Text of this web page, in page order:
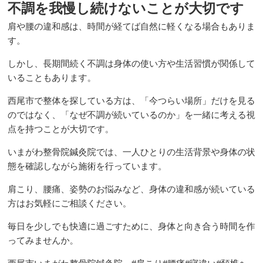
交通事故治療（むち打ち症）
料金表
初めての方へ
患者様の声
最新情報
損害保険会社のご担当者様へ
不調を我慢し続けないことが大切です
肩や腰の違和感は、時間が経てば自然に軽くなる場合もありま
す。
しかし、長期間続く不調は身体の使い方や生活習慣が関係して
いることもあります。
西尾市で整体を探している方は、「今つらい場所」だけを見る
のではなく、「なぜ不調が続いているのか」を一緒に考える視
点を持つことが大切です。
いまがわ整骨院鍼灸院では、一人ひとりの生活背景や身体の状
態を確認しながら施術を行っています。
肩こり、腰痛、姿勢のお悩みなど、身体の違和感が続いている
方はお気軽にご相談ください。
毎日を少しでも快適に過ごすために、身体と向き合う時間を作
ってみませんか。